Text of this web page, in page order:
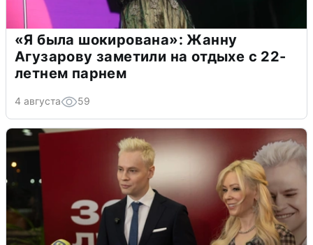
«Я была шокирована»: Жанну
Агузарову заметили на отдыхе с 22-
летнем парнем
4 августа 59